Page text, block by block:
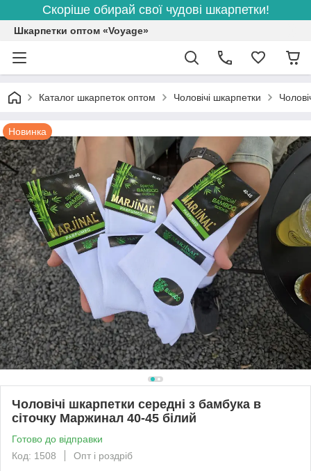
Скоріше обирай свої чудові шкарпетки!
Шкарпетки оптом «Voyage»
Каталог шкарпеток оптом Чоловічі шкарпетки
Новинка
Чоловічі шкарпетки середні з бамбука в
сіточку Маржинал 40-45 білий
Готово до відправки
Код: 1508
Опт і роздріб